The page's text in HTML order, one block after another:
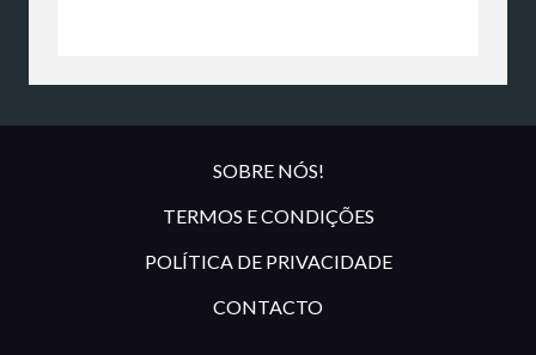
SOBRE NÓS!
TERMOS E CONDIÇÕES
POLÍTICA DE PRIVACIDADE
CONTACTO